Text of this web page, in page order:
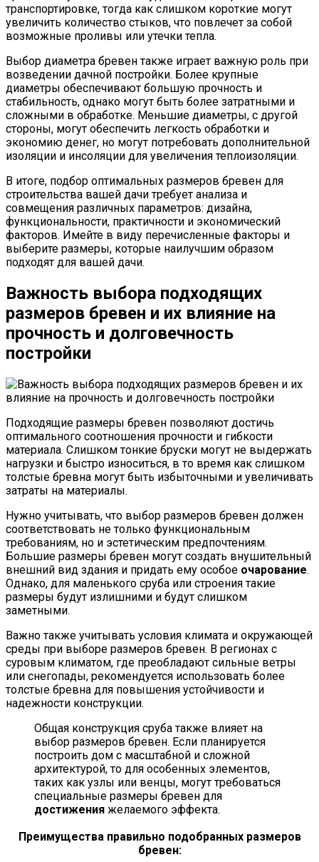
транспортировке, тогда как слишком короткие могут
увеличить количество стыков, что повлечет за собой
возможные проливы или утечки тепла.
Выбор диаметра бревен также играет важную роль при
возведении дачной постройки. Более крупные
диаметры обеспечивают большую прочность и
стабильность, однако могут быть более затратными и
сложными в обработке. Меньшие диаметры, с другой
стороны, могут обеспечить легкость обработки и
экономию денег, но могут потребовать дополнительной
изоляции и инсоляции для увеличения теплоизоляции.
В итоге, подбор оптимальных размеров бревен для
строительства вашей дачи требует анализа и
совмещения различных параметров: дизайна,
функциональности, практичности и экономический
факторов. Имейте в виду перечисленные факторы и
выберите размеры, которые наилучшим образом
подходят для вашей дачи.
Важность выбора подходящих
размеров бревен и их влияние на
прочность и долговечность
постройки
Подходящие размеры бревен позволяют достичь
оптимального соотношения прочности и гибкости
материала. Слишком тонкие бруски могут не выдержать
нагрузки и быстро износиться, в то время как слишком
толстые бревна могут быть избыточными и увеличивать
затраты на материалы.
Нужно учитывать, что выбор размеров бревен должен
соответствовать не только функциональным
требованиям, но и эстетическим предпочтениям.
Большие размеры бревен могут создать внушительный
внешний вид здания и придать ему особое очарование.
Однако, для маленького сруба или строения такие
размеры будут излишними и будут слишком
заметными.
Важно также учитывать условия климата и окружающей
среды при выборе размеров бревен. В регионах с
суровым климатом, где преобладают сильные ветры
или снегопады, рекомендуется использовать более
толстые бревна для повышения устойчивости и
надежности конструкции.
Общая конструкция сруба также влияет на
выбор размеров бревен. Если планируется
построить дом с масштабной и сложной
архитектурой, то для особенных элементов,
таких как узлы или венцы, могут требоваться
специальные размеры бревен для
достижения желаемого эффекта.
Преимущества правильно подобранных размеров
бревен: